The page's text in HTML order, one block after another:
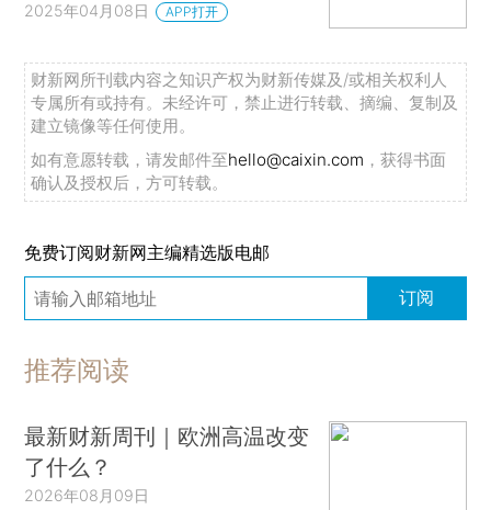
2025年04月08日 APP打开
财新网所刊载内容之知识产权为财新传媒及/或相关权利人
专属所有或持有。未经许可，禁止进行转载、摘编、复制及
建立镜像等任何使用。
如有意愿转载，请发邮件至hello@caixin.com ，获得书面
确认及授权后，方可转载。
免费订阅财新网主编精选版电邮
订阅
推荐阅读
最新财新周刊｜欧洲高温改变
了什么？
2026年08月09日